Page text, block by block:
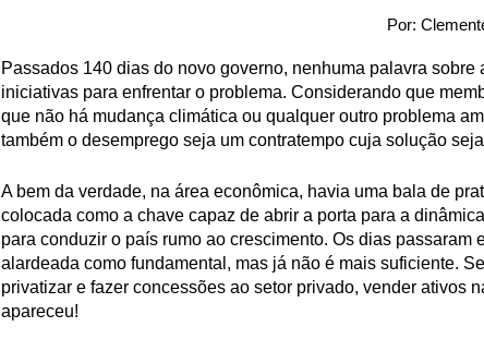
Por:
Passados 140 dias do novo governo, nenhuma palavra
iniciativas para enfrentar o problema. Considerando que
que não há mudança climática ou qualquer outro problema
também o desemprego seja um contratempo cuja solução
A bem da verdade, na área econômica, havia uma bala de
colocada como a chave capaz de abrir a porta para a
para conduzir o país rumo ao crescimento. Os dias
alardeada como fundamental, mas já não é mais suficiente.
privatizar e fazer concessões ao setor privado, vender ativos
apareceu!